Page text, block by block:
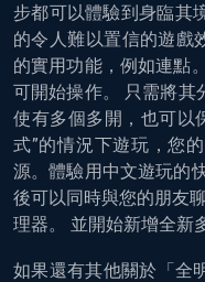
步都可以體驗到身臨其
的令人難以置信的遊戲
的實用功能，例如連點
可開始操作。 只需將其
使有多個多開，也可以
式”的情況下遊玩，您
源。體驗用中文遊玩的
後可以同時與您的朋友
理器。 並開始新增全新
如果還有其他關於「全